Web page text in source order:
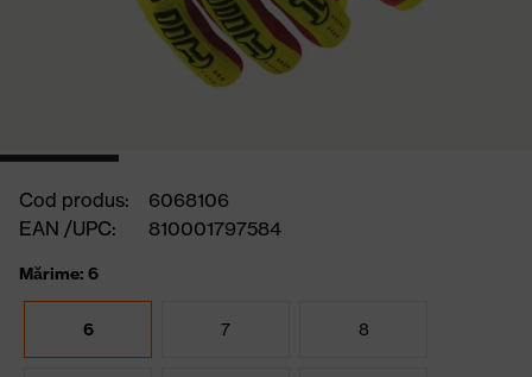
Cod produs:
6068106
EAN /UPC:
810001797584
Mărime: 6
6 7 8